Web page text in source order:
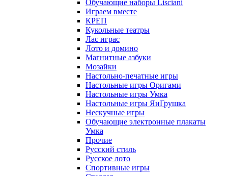
Обучающие наборы Lisciani
Играем вместе
КРЕП
Кукольные театры
Лас играс
Лото и домино
Магнитные азбуки
Мозайки
Настольно-печатные игры
Настольные игры Оригами
Настольные игры Умка
Настольные игры ЯиГрушка
Нескучные игры
Обучающие электронные плакаты
Умка
Прочие
Русский стиль
Русское лото
Спортивные игры